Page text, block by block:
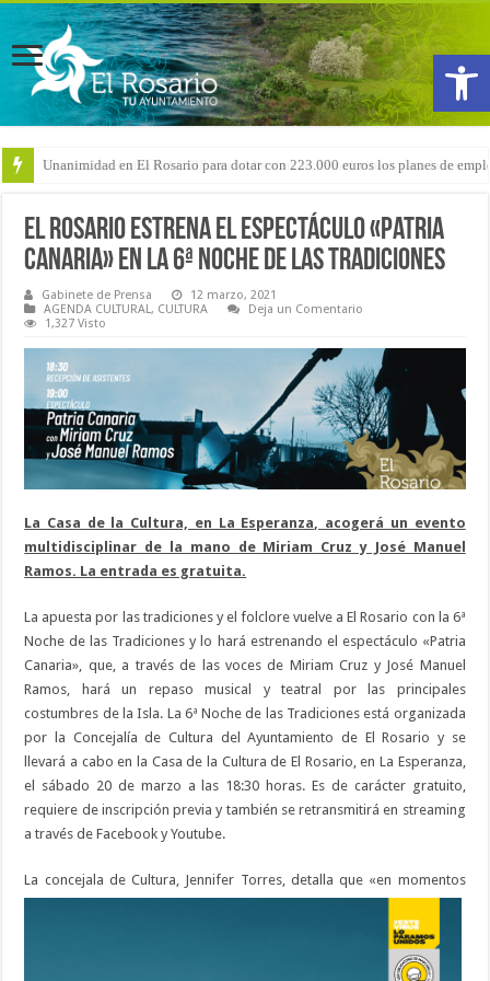
Abrir
Arranca la reforma del CEIP San Isidro con las demoliciones para la
El Rosario estrena el espectáculo «Patria
Canaria» en la 6ª Noche de las Tradiciones
Gabinete de Prensa
12 marzo, 2021
AGENDA CULTURAL, CULTURA
Deja un Comentario
1,327 Visto
La Casa de la Cultura, en La Esperanza, acogerá un evento
multidisciplinar de la mano de Miriam Cruz y José Manuel
Ramos. La entrada es gratuita.
La apuesta por las tradiciones y el folclore vuelve a El Rosario con la 6ª
Noche de las Tradiciones y lo hará estrenando el espectáculo «Patria
Canaria», que, a través de las voces de Miriam Cruz y José Manuel
Ramos, hará un repaso musical y teatral por las principales
costumbres de la Isla. La 6ª Noche de las Tradiciones está organizada
por la Concejalía de Cultura del Ayuntamiento de El Rosario y se
llevará a cabo en la Casa de la Cultura de El Rosario, en La Esperanza,
el sábado 20 de marzo a las 18:30 horas. Es de carácter gratuito,
requiere de inscripción previa y también se retransmitirá en streaming
a través de Facebook y Youtube.
La concejala de Cultura, Jennifer Torres, detalla que «en momentos